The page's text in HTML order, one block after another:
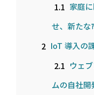
1.1 家庭
せ、新たな
2 IoT 導入の
2.1 ウェ
ムの自社